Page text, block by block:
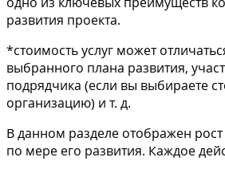
развития проекта.
*стоимость услуг может
выбранного плана развития,
подрядчика (если вы выбираете
организацию) и т. д.
В данном разделе отображен рост
по мере его развития. Каждое